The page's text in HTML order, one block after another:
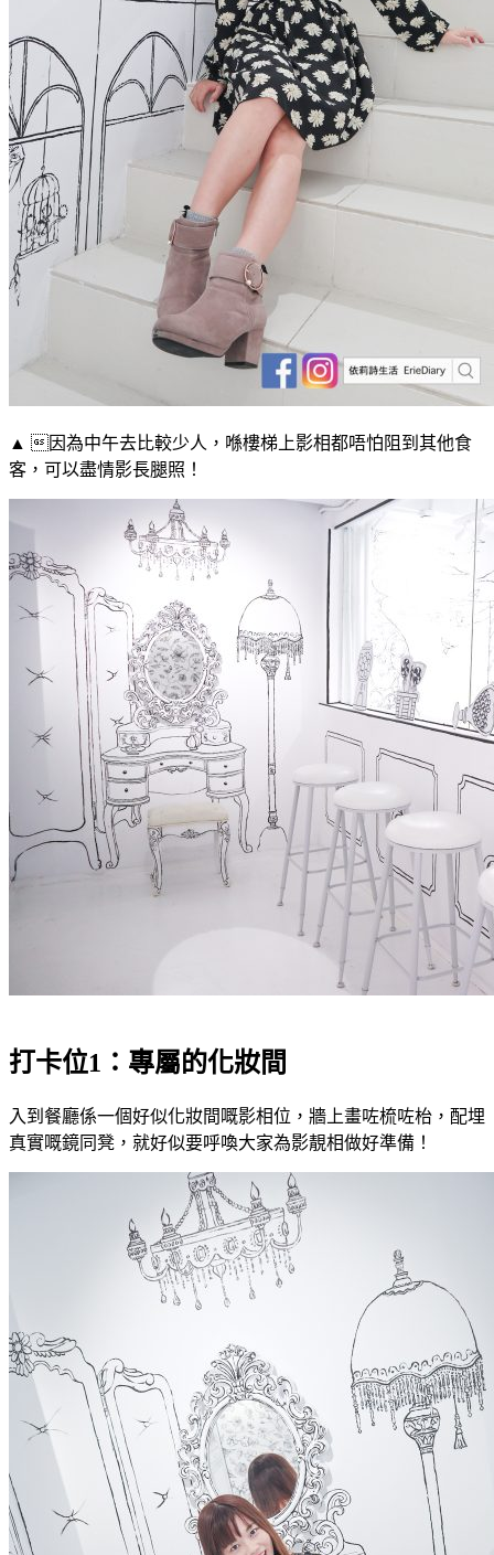
▲ 因為中午去比較少人，喺樓梯上影相都唔怕阻到其他食
客，可以盡情影長腿照！
打卡位1：專屬的化妝間
入到餐廳係一個好似化妝間嘅影相位，牆上畫咗梳咗枱，配埋
真實嘅鏡同凳，就好似要呼喚大家為影靚相做好準備！